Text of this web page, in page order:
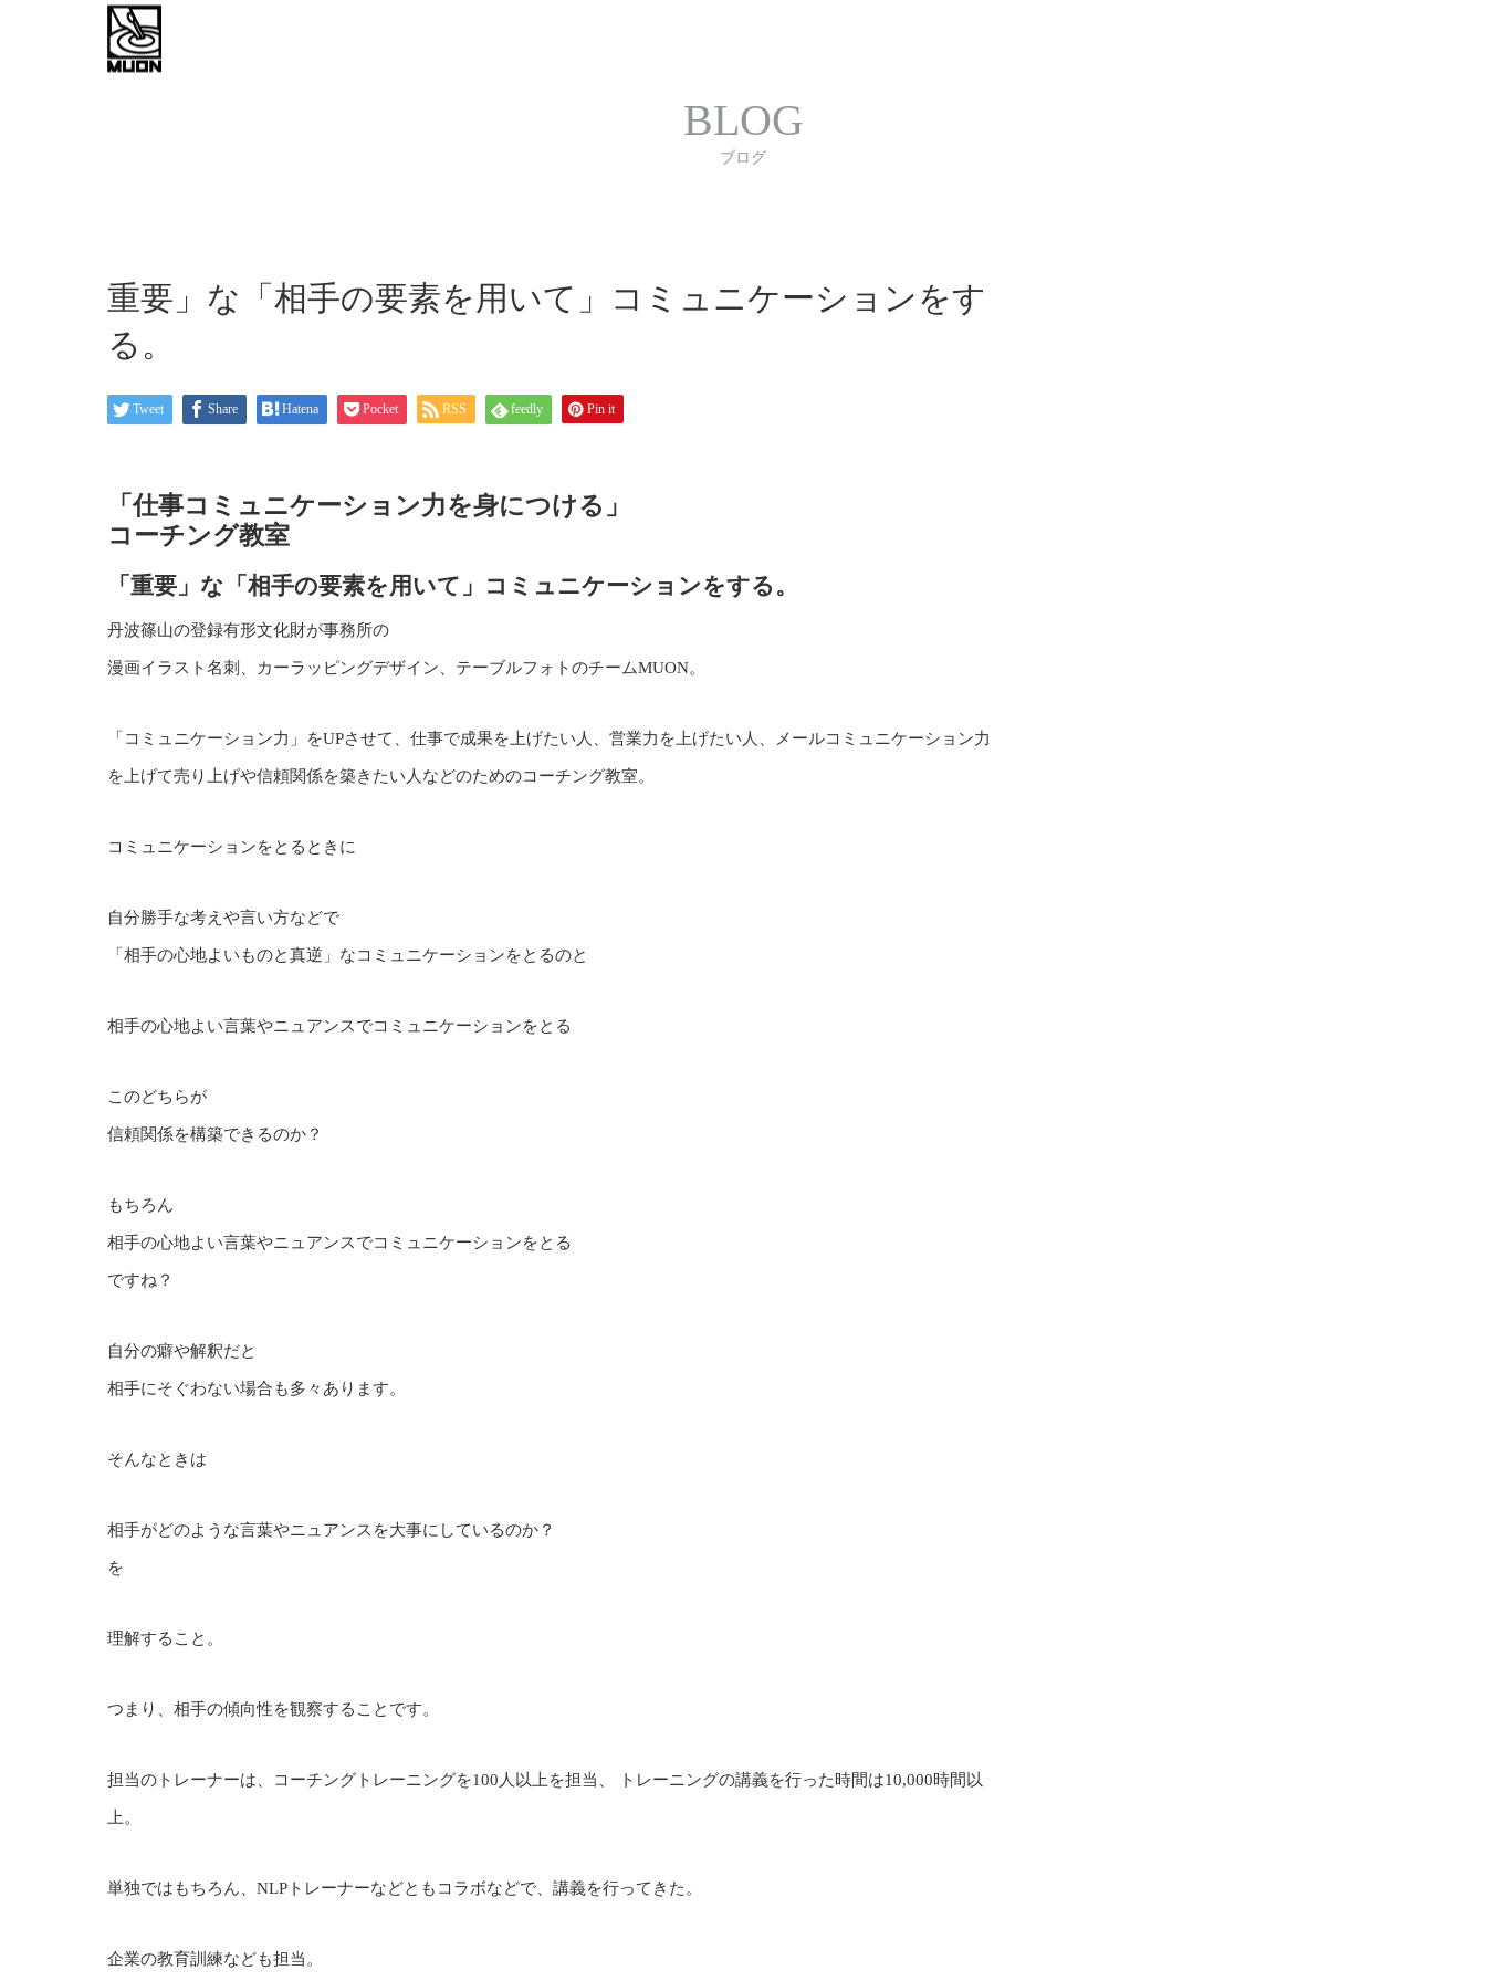
BLOG
ブログ
重要」な「相手の要素を用いて」コミュニケーションをす
る。
Tweet Share Hatena Pocket RSS feedly Pin it
「仕事コミュニケーション力を身につける」
コーチング教室
「重要」な「相手の要素を用いて」コミュニケーションをする。
丹波篠山の登録有形文化財が事務所の
漫画イラスト名刺、カーラッピングデザイン、テーブルフォトのチームMUON。
「コミュニケーション力」をUPさせて、仕事で成果を上げたい人、営業力を上げたい人、メールコミュニケーション力
を上げて売り上げや信頼関係を築きたい人などのためのコーチング教室。
コミュニケーションをとるときに
自分勝手な考えや言い方などで
「相手の心地よいものと真逆」なコミュニケーションをとるのと
相手の心地よい言葉やニュアンスでコミュニケーションをとる
このどちらが
信頼関係を構築できるのか？
もちろん
相手の心地よい言葉やニュアンスでコミュニケーションをとる
ですね？
自分の癖や解釈だと
相手にそぐわない場合も多々あります。
そんなときは
相手がどのような言葉やニュアンスを大事にしているのか？
を
理解すること。
つまり、相手の傾向性を観察することです。
担当のトレーナーは、コーチングトレーニングを100人以上を担当、 トレーニングの講義を行った時間は10,000時間以
上。
単独ではもちろん、NLPトレーナーなどともコラボなどで、講義を行ってきた。
企業の教育訓練なども担当。